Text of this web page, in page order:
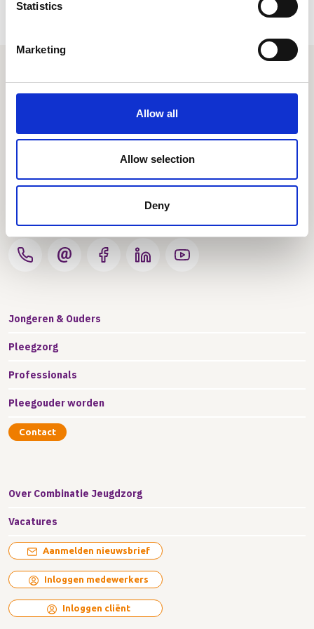
Statistics
Marketing
Allow all
Allow selection
Deny
Combinatie Jeugdzorg
Centraal kantoor
Jongeren & Ouders
Pleegzorg
Professionals
Pleegouder worden
Contact
Over Combinatie Jeugdzorg
Vacatures
Aanmelden nieuwsbrief
Inloggen medewerkers
Inloggen cliënt